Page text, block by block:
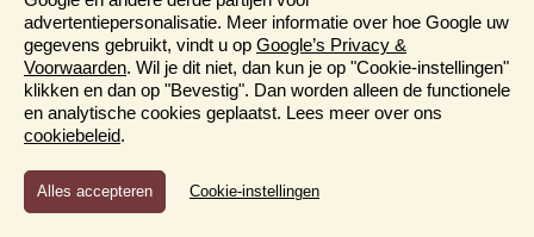
V.a. 3.245,- Bewaren
Bekijk reis
Bijkomende kosten 26,25 p.p. (o.b.v. 2 personen)
Informatiedagen & online
advertentiepersonalisatie. Meer informatie over hoe Google uw
gegevens gebruikt, vindt u op Google’s Privacy &
Voorwaarden. Wil je dit niet, dan kun je op "Cookie-instellingen"
klikken en dan op "Bevestig". Dan worden alleen de functionele
en analytische cookies geplaatst. Lees meer over ons
cookiebeleid.
Functioneel en Analytisch
Cookies die er voor zorgen dat de website naar behoren
Cookie-instellingen